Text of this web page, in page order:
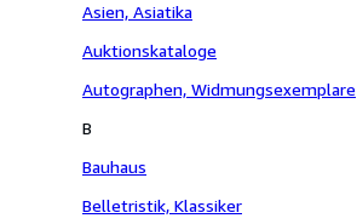
Asien, Asiatika
Auktionskataloge
Autographen, Widmungsexemplare
B
Bauhaus
Belletristik, Klassiker